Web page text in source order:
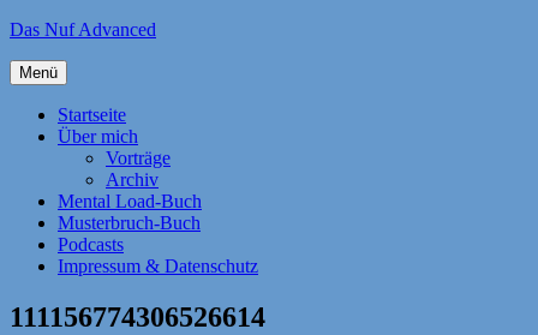
Zum
springen
Das Nuf Advanced
Menü
Startseite
Über mich
Vorträge
Archiv
Mental Load-Buch
Musterbruch-Buch
Podcasts
Impressum & Datenschutz
111156774306526614